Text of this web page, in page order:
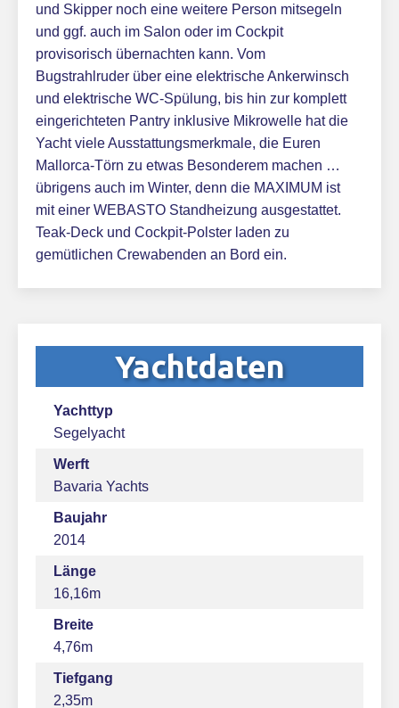
und Skipper noch eine weitere Person mitsegeln
und ggf. auch im Salon oder im Cockpit
provisorisch übernachten kann. Vom
Bugstrahlruder über eine elektrische Ankerwinsch
und elektrische WC-Spülung, bis hin zur komplett
eingerichteten Pantry inklusive Mikrowelle hat die
Yacht viele Ausstattungsmerkmale, die Euren
Mallorca-Törn zu etwas Besonderem machen …
übrigens auch im Winter, denn die MAXIMUM ist
mit einer WEBASTO Standheizung ausgestattet.
Teak-Deck und Cockpit-Polster laden zu
gemütlichen Crewabenden an Bord ein.
Yachtdaten
Yachttyp
Segelyacht
Werft
Bavaria Yachts
Baujahr
2014
Länge
16,16m
Breite
4,76m
Tiefgang
2,35m